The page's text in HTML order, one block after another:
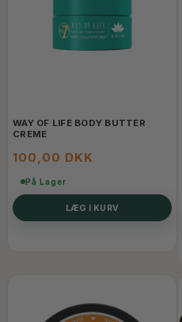
WAY OF LIFE BODY BUTTER
CREME
100,00 DKK
På Lager
LÆG I KURV